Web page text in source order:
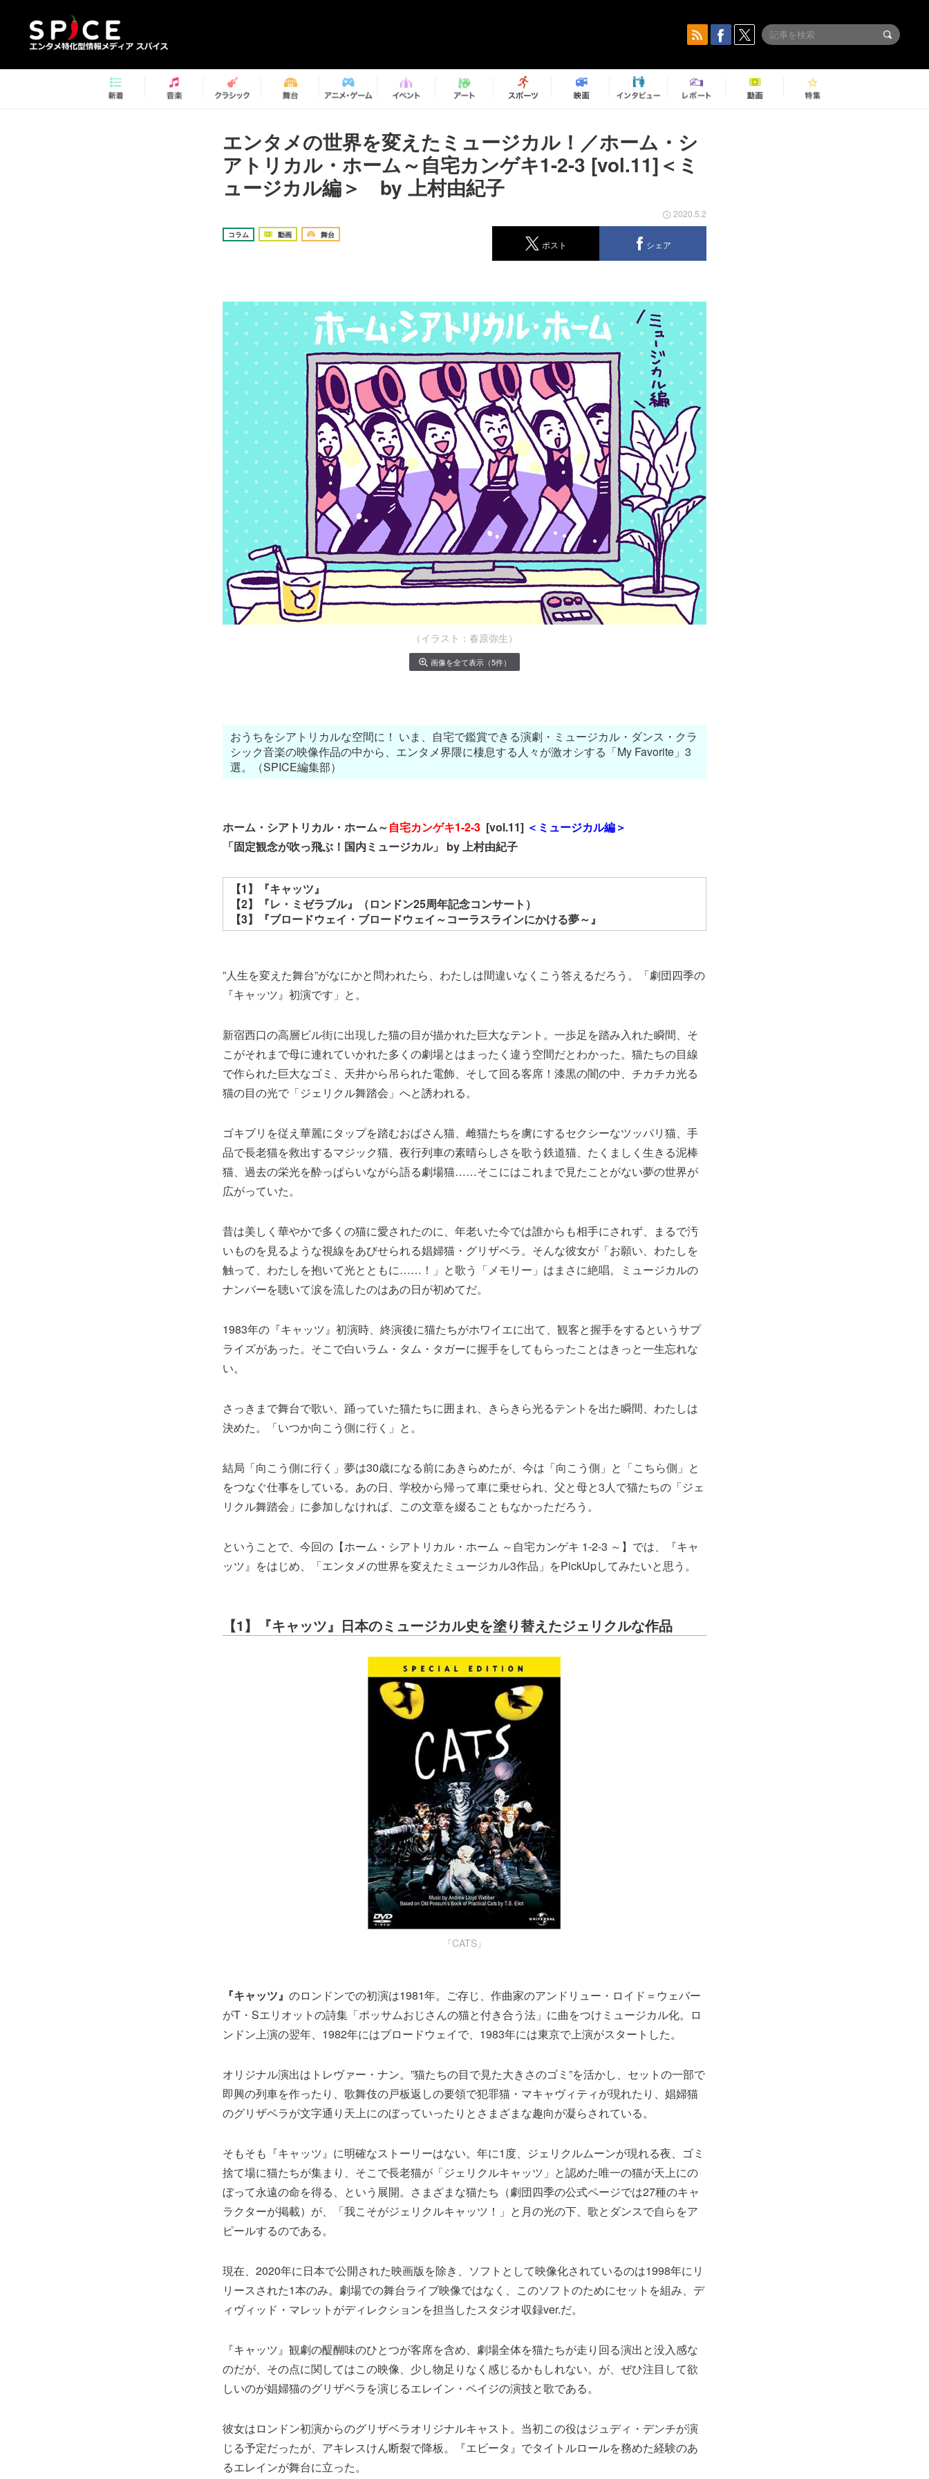
エンタメの世界を変えたミュージカル！／ホーム・シ
アトリカル・ホーム～自宅カンゲキ1-2-3 [vol.11]＜ミ
ュージカル編＞ by 上村由紀子
コラム 動画 舞台
2020.5.2
ポスト シェア
（イラスト：春原弥生）
画像を全て表示（5件）
おうちをシアトリカルな空間に！ いま、自宅で鑑賞できる演劇・ミュージカル・ダンス・クラ
シック音楽の映像作品の中から、 エンタメ界隈に棲息する人々が激オシする「My Favorite」3
選。
（SPICE編集部）
ホーム・シアトリカル・ホーム～自宅カンゲキ1-2-3 [vol.11] ＜ミュージカル編＞
「固定観念が吹っ飛ぶ！国内ミュージカル」​ by 上村由紀子
【1】
『キャッツ』
【2】
『レ・ミゼラブル』（ロンドン25周年記念コンサート）
【3】
『ブロードウェイ・ブロードウェイ～コーラスラインにかける夢～』
”人生を変えた舞台”がなにかと問われたら、わたしは間違いなくこう答えるだろう。「劇団四季の
『キャッツ』初演です」と。
新宿西口の高層ビル街に出現した猫の目が描かれた巨大なテント。一歩足を踏み入れた瞬間、そ
こがそれまで母に連れていかれた多くの劇場とはまったく違う空間だとわかった。猫たちの目線
で作られた巨大なゴミ、天井から吊られた電飾、そして回る客席！漆黒の闇の中、チカチカ光る
猫の目の光で「ジェリクル舞踏会」へと誘われる。
ゴキブリを従え華麗にタップを踏むおばさん猫、雌猫たちを虜にするセクシーなツッパリ猫、手
品で長老猫を救出するマジック猫、夜行列車の素晴らしさを歌う鉄道猫、たくましく生きる泥棒
猫、過去の栄光を酔っぱらいながら語る劇場猫……そこにはこれまで見たことがない夢の世界が
広がっていた。
昔は美しく華やかで多くの猫に愛されたのに、年老いた今では誰からも相手にされず、まるで汚
いものを見るような視線をあびせられる娼婦猫・グリザベラ。そんな彼女が「お願い、わたしを
触って、わたしを抱いて光とともに……！」と歌う「メモリー」はまさに絶唱。ミュージカルの
ナンバーを聴いて涙を流したのはあの日が初めてだ。
1983年の『キャッツ』初演時、終演後に猫たちがホワイエに出て、観客と握手をするというサプ
ライズがあった。そこで白いラム・タム・タガーに握手をしてもらったことはきっと一生忘れな
い。
さっきまで舞台で歌い、踊っていた猫たちに囲まれ、きらきら光るテントを出た瞬間、わたしは
決めた。「いつか向こう側に行く」と。
結局「向こう側に行く」夢は30歳になる前にあきらめたが、今は「向こう側」と「こちら側」と
をつなぐ仕事をしている。あの日、学校から帰って車に乗せられ、父と母と3人で猫たちの「ジェ
リクル舞踏会」に参加しなければ、この文章を綴ることもなかっただろう。
ということで、今回の【ホーム・シアトリカル・ホーム ～自宅カンゲキ 1-2-3 ～】では、『キャ
ッツ』をはじめ、「エンタメの世界を変えたミュージカル3作品」をPickUpしてみたいと思う。
【1】『キャッツ』日本のミュージカル史を塗り替えたジェリクルな作品
『CATS』
『キャッツ』 のロンドンでの初演は1981年。ご存じ、作曲家のアンドリュー・ロイド＝ウェバー
がT・Sエリオットの詩集「ポッサムおじさんの猫と付き合う法」に曲をつけミュージカル化。ロ
ンドン上演の翌年、1982年にはブロードウェイで、1983年には東京で上演がスタートした。
オリジナル演出は トレヴァー・ナン。”猫たちの目で見た大きさのゴミ”を活かし、セットの一部で
即興の列車を作ったり、歌舞伎の戸板返しの要領で犯罪猫・マキャヴィティが現れたり、娼婦猫
のグリザベラが文字通り天上にのぼっていったりとさまざまな趣向が凝らされている。
そもそも『キャッツ』に明確なストーリーはない。年に1度、ジェリクルムーンが現れる夜、ゴミ
捨て場に猫たちが集まり、そこで長老猫が「ジェリクルキャッツ」と認めた唯一の猫が天上にの
ぼって永遠の命を得る、という展開。さまざまな猫たち（劇団四季の公式ページでは27種のキャ
ラクターが掲載）が、「我こそがジェリクルキャッツ！」と月の光の下、歌とダンスで自らをア
ピールするのである。
現在、2020年に日本で公開された映画版を除き、ソフトとして映像化されているのは1998年にリ
リースされた1本のみ。劇場での舞台ライブ映像ではなく、このソフトのためにセットを組み、デ
ィヴィッド・マレットがディレクションを担当したスタジオ収録ver.だ。
『キャッツ』観劇の醍醐味のひとつが客席を含め、劇場全体を猫たちが走り回る演出と没入感な
のだが、その点に関してはこの映像、少し物足りなく感じるかもしれない。が、ぜひ注目して欲
しいのが娼婦猫のグリザベラを演じるエレイン・ペイジの演技と歌である。
彼女はロンドン初演からのグリザベラオリジナルキャスト。当初この役はジュディ・デンチが演
じる予定だったが、アキレスけん断裂で降板。『エビータ』でタイトルロールを務めた経験のあ
るエレインが舞台に立った。